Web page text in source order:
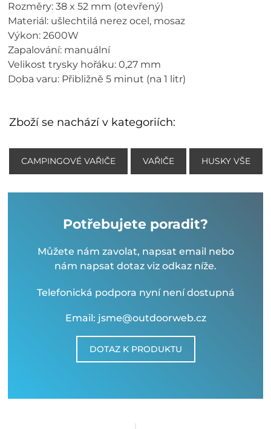
Rozměry: 38 x 52 mm (otevřený)
Materiál: ušlechtilá nerez ocel, mosaz
Výkon: 2600W
Zapalování: manuální
Velikost trysky hořáku: 0,27 mm
Doba varu: Přibližně 5 minut (na 1 litr)
Zboží se nachází v kategoriích:
CAMPINGOVÉ VAŘIČE VAŘIČE HUSKY VŠE
Potřebujete poradit?
Můžete nám zavolat, napsat email nebo
nám napsat dotaz viz odkaz níže.
Telefonická podpora nyní není dostupná
Email: jsme@outdoorweb.cz
DOTAZ K PRODUKTU